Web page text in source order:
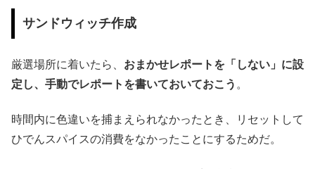
サンドウィッチ作成
厳選場所に着いたら、 おまかせレポートを「しない」に設
定し、手動でレポートを書いておいておこう 。
時間内に色違いを捕まえられなかったとき、リセットして
ひでんスパイスの消費をなかったことにするためだ。